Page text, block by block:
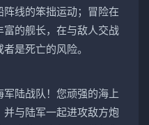
线的笨拙运动；冒险在
的舰长，在与敌人交战
是死亡的风险。
军陆战队！您顽强的海上
并与陆军一起进攻敌方炮